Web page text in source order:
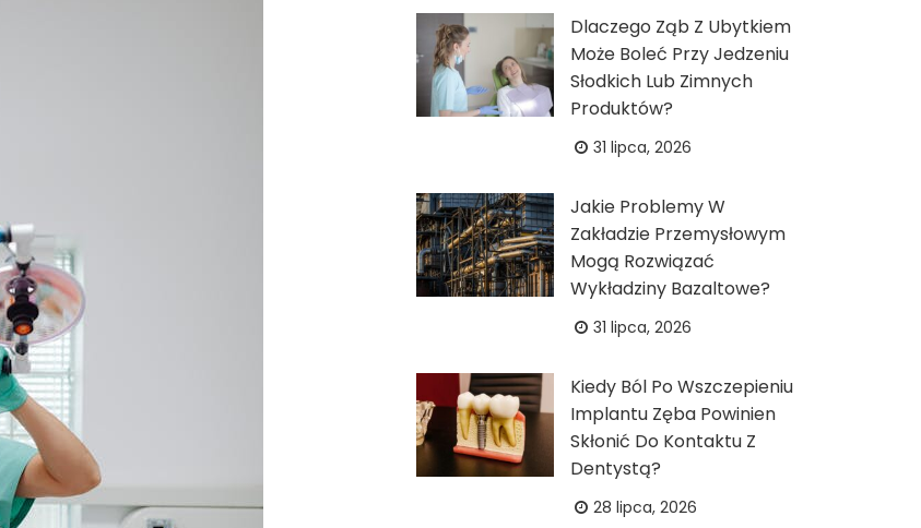
Dlaczego Ząb Z Ubytkiem
Może Boleć Przy Jedzeniu
Słodkich Lub Zimnych
Produktów?
31 lipca, 2026
Jakie Problemy W
Zakładzie Przemysłowym
Mogą Rozwiązać
Wykładziny Bazaltowe?
31 lipca, 2026
Kiedy Ból Po Wszczepieniu
Implantu Zęba Powinien
Skłonić Do Kontaktu Z
Dentystą?
28 lipca, 2026